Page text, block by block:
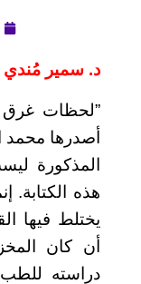
د. سمير مُندي
”لحظات غرق
المذكورة
هذه
يختلط فيها
أن كان
دراسته